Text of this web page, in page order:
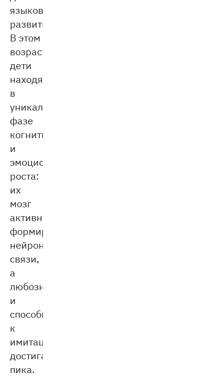
языкового
развития.
В этом
возрасте
дети
находятся
в
уникальной
фазе
когнитивного
и
эмоционального
роста:
их
мозг
активно
формирует
нейронные
связи,
а
любознательность
и
способность
к
имитации
достигают
пика.